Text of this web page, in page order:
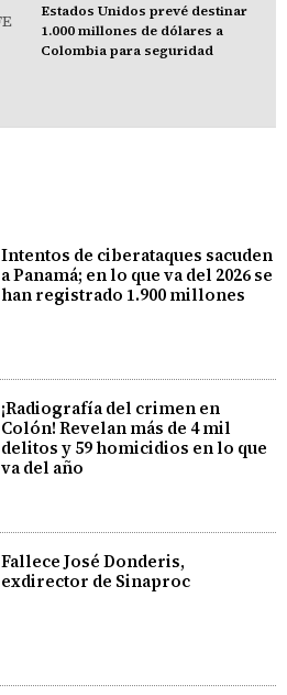
Estados Unidos prevé destinar
1.000 millones de dólares a
Colombia para seguridad
Intentos de ciberataques sacuden
a Panamá; en lo que va del 2026 se
han registrado 1.900 millones
¡Radiografía del crimen en
Colón! Revelan más de 4 mil
delitos y 59 homicidios en lo que
va del año
Fallece José Donderis,
exdirector de Sinaproc